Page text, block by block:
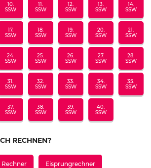
10.
SSW
11.
SSW
12.
SSW
13.
SSW
14.
SSW
17.
SSW
18.
SSW
19.
SSW
20.
SSW
21.
SSW
24.
SSW
25.
SSW
26.
SSW
27.
SSW
28.
SSW
31.
SSW
32.
SSW
33.
SSW
34.
SSW
35.
SSW
37.
SSW
38.
SSW
39.
SSW
40.
SSW
RECHNEN?
Rechner Eisprungrechner